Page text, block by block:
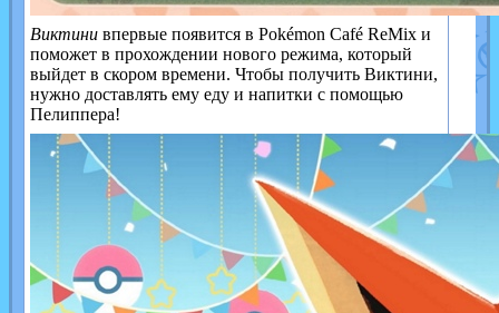
Виктинивпервые появится в Pokémon Café ReMix и
поможет в прохождении нового режима, который
выйдет в скором времени. Чтобы получить Виктини,
нужно доставлять ему еду и напитки с помощью
Пелиппера!